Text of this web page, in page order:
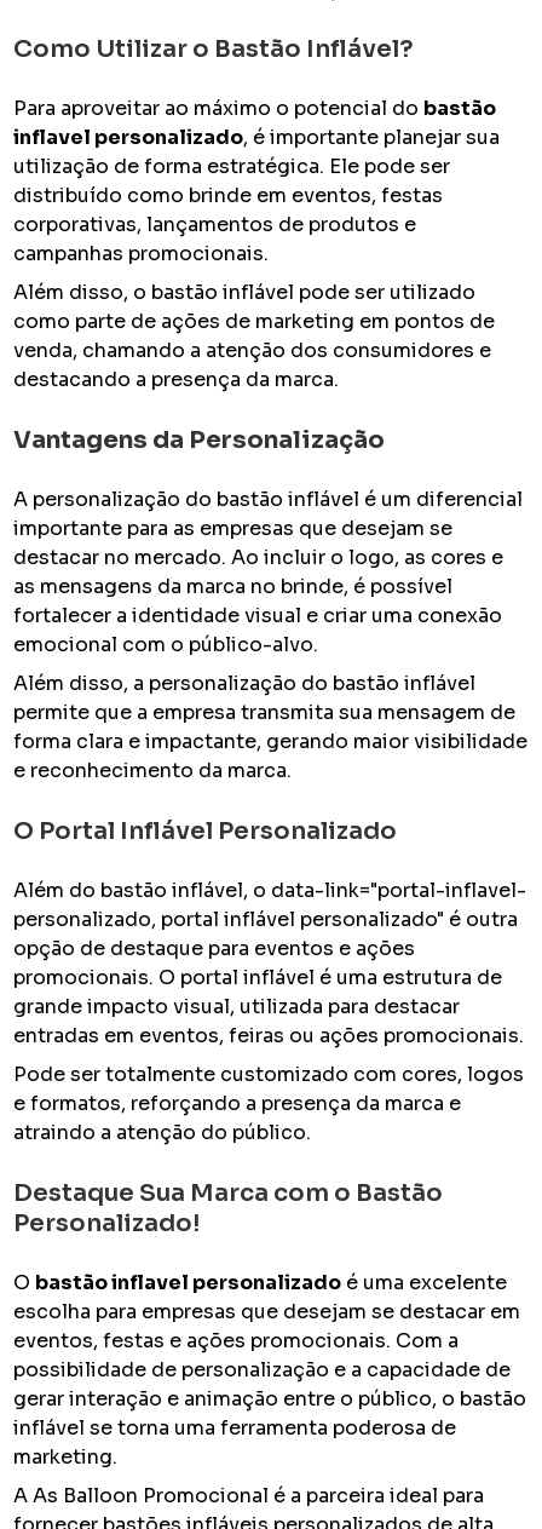
Como Utilizar o Bastão Inflável?
Para aproveitar ao máximo o potencial do bastão
inflavel personalizado, é importante planejar sua
utilização de forma estratégica. Ele pode ser
distribuído como brinde em eventos, festas
corporativas, lançamentos de produtos e
campanhas promocionais.
Além disso, o bastão inflável pode ser utilizado
como parte de ações de marketing em pontos de
venda, chamando a atenção dos consumidores e
destacando a presença da marca.
Vantagens da Personalização
A personalização do bastão inflável é um diferencial
importante para as empresas que desejam se
destacar no mercado. Ao incluir o logo, as cores e
as mensagens da marca no brinde, é possível
fortalecer a identidade visual e criar uma conexão
emocional com o público-alvo.
Além disso, a personalização do bastão inflável
permite que a empresa transmita sua mensagem de
forma clara e impactante, gerando maior visibilidade
e reconhecimento da marca.
O Portal Inflável Personalizado
Além do bastão inflável, o data-link="portal-inflavel-
personalizado, portal inflável personalizado" é outra
opção de destaque para eventos e ações
promocionais. O portal inflável é uma estrutura de
grande impacto visual, utilizada para destacar
entradas em eventos, feiras ou ações promocionais.
Pode ser totalmente customizado com cores, logos
e formatos, reforçando a presença da marca e
atraindo a atenção do público.
Destaque Sua Marca com o Bastão
Personalizado!
O bastão inflavel personalizado é uma excelente
escolha para empresas que desejam se destacar em
eventos, festas e ações promocionais. Com a
possibilidade de personalização e a capacidade de
gerar interação e animação entre o público, o bastão
inflável se torna uma ferramenta poderosa de
marketing.
A As Balloon Promocional é a parceira ideal para